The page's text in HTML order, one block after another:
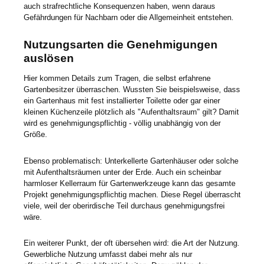
auch strafrechtliche Konsequenzen haben, wenn daraus
Gefährdungen für Nachbarn oder die Allgemeinheit entstehen.
Nutzungsarten die Genehmigungen
auslösen
Hier kommen Details zum Tragen, die selbst erfahrene
Gartenbesitzer überraschen. Wussten Sie beispielsweise, dass
ein Gartenhaus mit fest installierter Toilette oder gar einer
kleinen Küchenzeile plötzlich als "Aufenthaltsraum" gilt? Damit
wird es genehmigungspflichtig - völlig unabhängig von der
Größe.
Ebenso problematisch: Unterkellerte Gartenhäuser oder solche
mit Aufenthaltsräumen unter der Erde. Auch ein scheinbar
harmloser Kellerraum für Gartenwerkzeuge kann das gesamte
Projekt genehmigungspflichtig machen. Diese Regel überrascht
viele, weil der oberirdische Teil durchaus genehmigungsfrei
wäre.
Ein weiterer Punkt, der oft übersehen wird: die Art der Nutzung.
Gewerbliche Nutzung umfasst dabei mehr als nur